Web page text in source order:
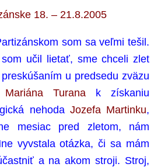
18. – 21.8.2005
som sa veľmi tešil.
učil lietať, sme chceli zlet
u predsedu zväzu
Mariána Turanak získaniu
nehoda Jozefa Martinku,
mesiac pred zletom, nám
vyvstala otázka, či sa mám
a na akom stroji. Stroj,